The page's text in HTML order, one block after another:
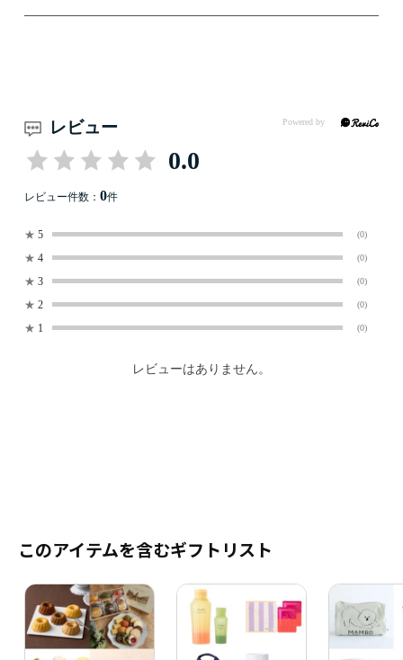
レビュー
0.0
レビュー件数： 0件
★ 5 (0)
★ 4 (0)
★ 3 (0)
★ 2 (0)
★ 1 (0)
レビューはありません。
このアイテムを含むギフトリスト